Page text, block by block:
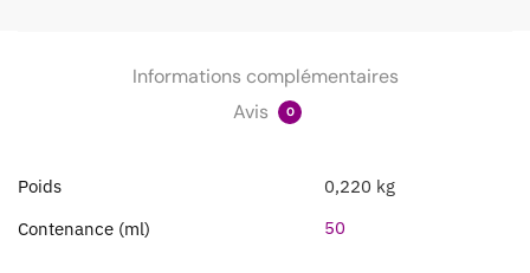
Informations complémentaires
Avis
0
Poids
0,220 kg
Contenance (ml)
50